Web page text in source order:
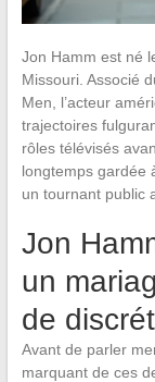
Jon Hamm est né
Missouri. Associé
Men, l’acteur
trajectoires
rôles télévisés
longtemps gardée
un tournant public
Jon
un
de
Avant de parler
marquant de ces